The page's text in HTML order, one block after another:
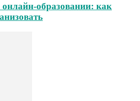
онлайн-образовании: как